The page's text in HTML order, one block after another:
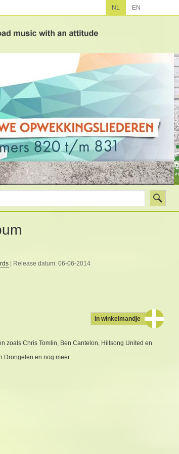
| Release datum: 06-06-2014
in winkelmandje
zoals Chris Tomlin, Ben Cantelon, Hillsong United en
Drongelen en nog meer.
NL EN